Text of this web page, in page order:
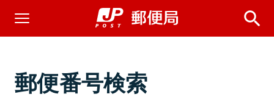
郵便番号検索